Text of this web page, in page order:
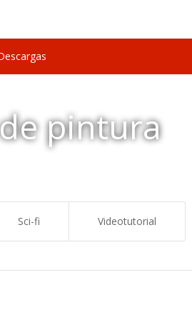
pintura
Sci-fi Videotutorial